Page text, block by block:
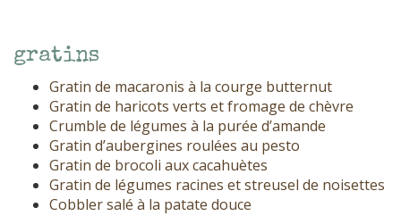
gratins
Gratin de macaronis à la courge butternut
Gratin de haricots verts et fromage de chèvre
Crumble de légumes à la purée d’amande
Gratin d’aubergines roulées au pesto
Gratin de brocoli aux cacahuètes
Gratin de légumes racines et streusel de noisettes
Cobbler salé à la patate douce